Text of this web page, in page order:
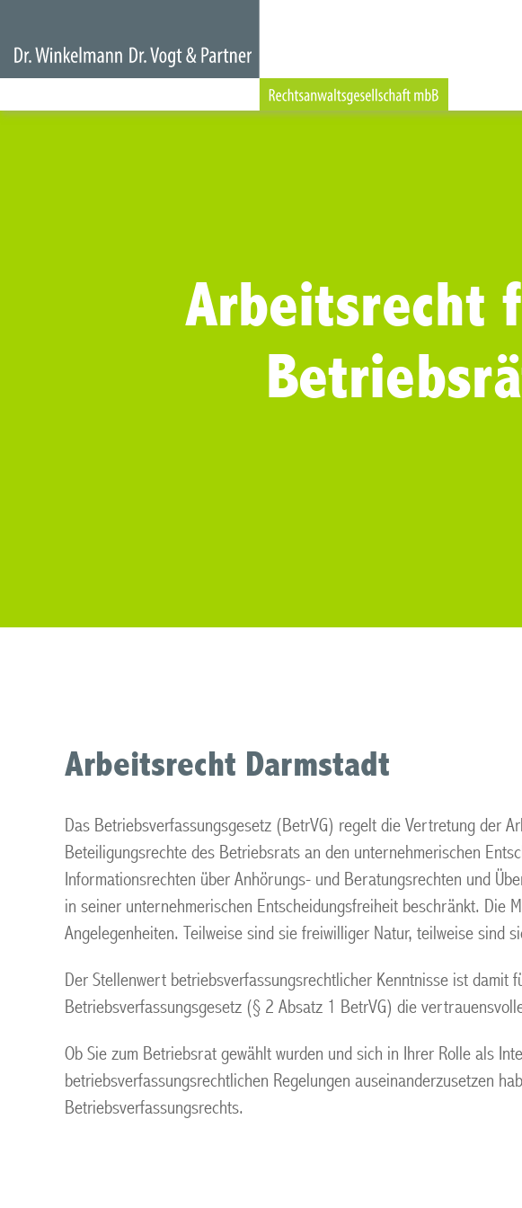
Arbeitsrecht
Arbeitsrecht Darmstadt
Das Betriebsverfassungsgesetz (BetrVG) regelt die Vertretung der
Beteiligungsrechte des Betriebsrats an den unternehmerischen
Informationsrechten über Anhörungs- und Beratungsrechten und
in seiner unternehmerischen Entscheidungsfreiheit beschränkt.
Angelegenheiten. Teilweise sind sie freiwilliger Natur, teilweise sind
Der Stellenwert betriebsverfassungsrechtlicher Kenntnisse ist
Betriebsverfassungsgesetz (§ 2 Absatz 1 BetrVG) die
Ob Sie zum Betriebsrat gewählt wurden und sich in Ihrer Rolle als
betriebsverfassungsrechtlichen Regelungen auseinanderzusetzen
Betriebsverfassungsrechts.